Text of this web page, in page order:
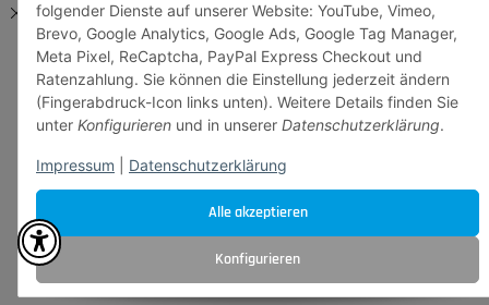
Alle akzeptieren
Konfigurieren
folgender Dienste auf unserer Website: YouTube, Vimeo,
Brevo, Google Analytics, Google Ads, Google Tag Manager,
Meta Pixel, ReCaptcha, PayPal Express Checkout und
Ratenzahlung. Sie können die Einstellung jederzeit ändern
(Fingerabdruck-Icon links unten). Weitere Details finden Sie
unter Konfigurieren und in unserer Datenschutzerklärung.
Impressum Datenschutzerklärung